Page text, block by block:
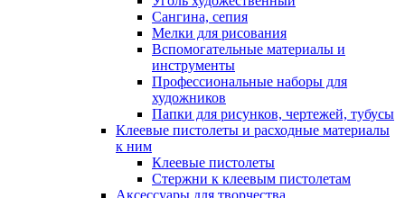
Сангина, сепия
Мелки для рисования
Вспомогательные материалы и
инструменты
Профессиональные наборы для
художников
Папки для рисунков, чертежей, тубусы
Клеевые пистолеты и расходные материалы
к ним
Клеевые пистолеты
Стержни к клеевым пистолетам